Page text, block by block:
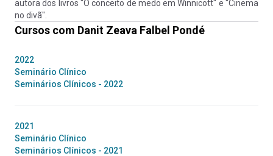
autora dos livros "O conceito de medo em Winnicott" e "Cinema
no divã".
Cursos com Danit Zeava Falbel Pondé
2022
Seminário Clínico
Seminários Clínicos - 2022
2021
Seminário Clínico
Seminários Clínicos - 2021